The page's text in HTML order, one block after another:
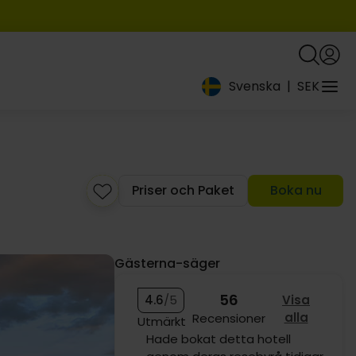
Svenska | SEK
Priser och Paket
Boka nu
Gästerna-säger
4.6/5
Utmärkt
56
Recensioner
Visa
alla
Hade bokat detta hotell